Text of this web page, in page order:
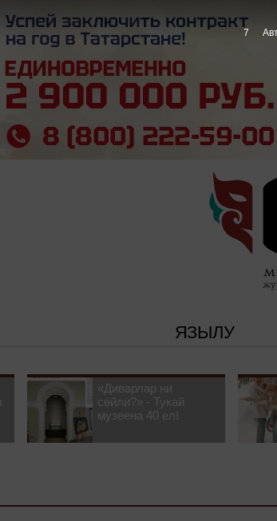
ЯЗЫЛУ
«Диварлар ни
сөйли?» - Тукай
музеена 40 ел!
6